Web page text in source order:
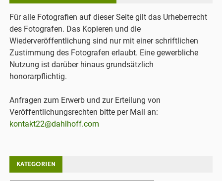
Für alle Fotografien auf dieser Seite gilt das Urheberrecht
des Fotografen. Das Kopieren und die
Wiederveröffentlichung sind nur mit einer schriftlichen
Zustimmung des Fotografen erlaubt. Eine gewerbliche
Nutzung ist darüber hinaus grundsätzlich
honorarpflichtig.
Anfragen zum Erwerb und zur Erteilung von
Veröffentlichungsrechten bitte per Mail an:
kontakt22@dahlhoff.com
KATEGORIEN